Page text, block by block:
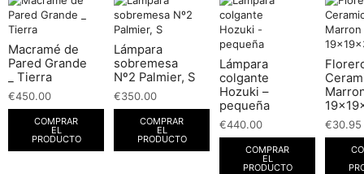
Macramé de
Pared Grande
_ Tierra
€450.00
COMPRAR
EL
PRODUCTO
Lámpara
sobremesa
Nº2 Palmier, S
€350.00
COMPRAR
EL
PRODUCTO
Lámpara
colgante
Hozuki –
pequeña
€440.00
COMPRAR
EL
PRODUCTO
€30.95